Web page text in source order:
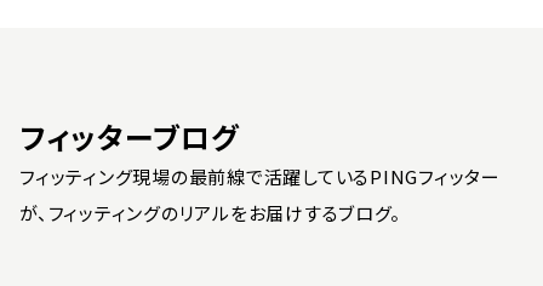
フィッターブログ
フィッティング現場の最前線で活躍しているPINGフィッター
が、フィッティングのリアルをお届けするブログ。